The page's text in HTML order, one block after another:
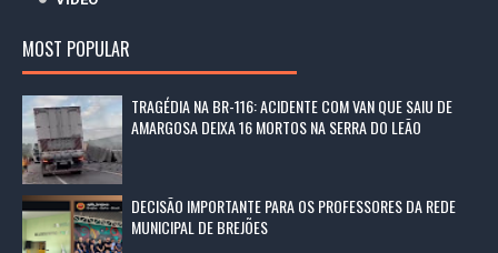
MOST POPULAR
TRAGÉDIA NA BR-116: ACIDENTE COM VAN QUE SAIU DE
AMARGOSA DEIXA 16 MORTOS NA SERRA DO LEÃO
DECISÃO IMPORTANTE PARA OS PROFESSORES DA REDE
MUNICIPAL DE BREJÕES